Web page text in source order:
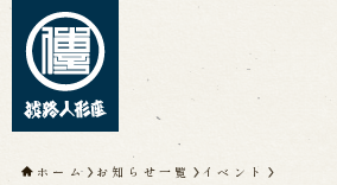
トップページ
ホーム お知らせ一覧 イベント